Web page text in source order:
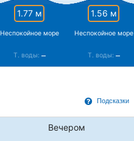
1.77 м 1.56 м
Неспокойное море Неспокойное море
Т. воды: – Т. воды: –
Подсказки
Вечером